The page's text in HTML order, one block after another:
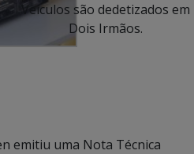
Veículos são dedetizados em
Dois Irmãos.
emitiu uma Nota Técnica